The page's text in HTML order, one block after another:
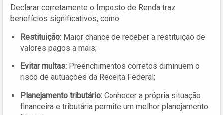
Declarar corretamente o Imposto de Renda traz
benefícios significativos, como:
Restituição: Maior chance de receber a restituição de
valores pagos a mais;
Evitar multas: Preenchimentos corretos diminuem o
risco de autuações da Receita Federal;
Planejamento tributário: Conhecer a própria situação
financeira e tributária permite um melhor planejamento